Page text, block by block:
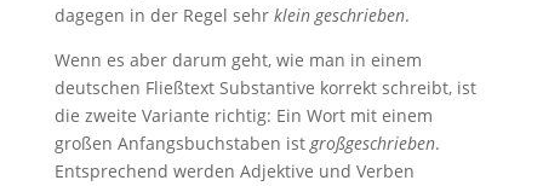
dagegen in der Regel sehr klein geschrieben.
Wenn es aber darum geht, wie man in einem
deutschen Fließtext Substantive korrekt schreibt, ist
die zweite Variante richtig: Ein Wort mit einem
großen Anfangsbuchstaben istgroßgeschrieben.
Entsprechend werden Adjektive und Verben